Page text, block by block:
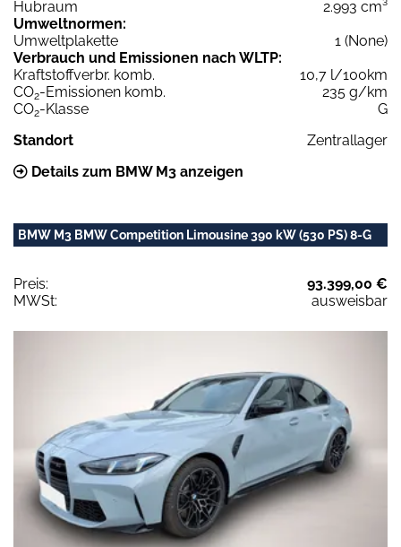
Hubraum
2.993 cm³
Umweltnormen:
Umweltplakette
1 (None)
Verbrauch und Emissionen nach WLTP:
Kraftstoffverbr. komb.
10,7 l/100km
CO2-Emissionen komb.
235 g/km
CO2-Klasse
G
Standort
Zentrallager
Details zum BMW M3 anzeigen
BMW M3 BMW Competition Limousine 390 kW (530 PS) 8-G
Preis:
93.399,00 €
MWSt:
ausweisbar